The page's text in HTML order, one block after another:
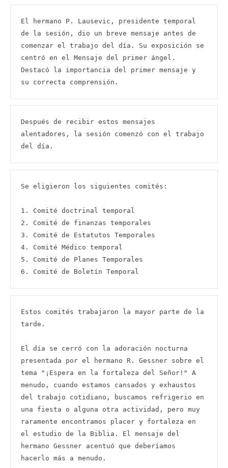
El hermano P. Lausevic, presidente temporal
de la sesión, dio un breve mensaje antes de
comenzar el trabajo del día. Su exposición se
centró en el Mensaje del primer ángel.
Destacó la importancia del primer mensaje y
su correcta comprensión.
Después de recibir estos mensajes
alentadores, la sesión comenzó con el trabajo
del día.
Se eligieron los siguientes comités:
1. Comité doctrinal temporal
2. Comité de finanzas temporales
3. Comité de Estatutos Temporales
4. Comité Médico temporal
5. Comité de Planes Temporales
6. Comité de Boletín Temporal
Estos comités trabajaron la mayor parte de la
tarde.
El día se cerró con la adoración nocturna
presentada por el hermano R. Gessner sobre el
tema "¡Espera en la fortaleza del Señor!" A
menudo, cuando estamos cansados ​​y exhaustos
del trabajo cotidiano, buscamos refrigerio en
una fiesta o alguna otra actividad, pero muy
raramente encontramos placer y fortaleza en
el estudio de la Biblia. El mensaje del
hermano Gessner acentuó que deberíamos
hacerlo más a menudo.